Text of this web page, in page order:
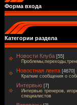
Форма входа
Категории раздела
Новости Клуба [55]
Новостная лента [4670]
Краткие сообщения о
Интервью [7]
Интервью тренеров,
специалистов